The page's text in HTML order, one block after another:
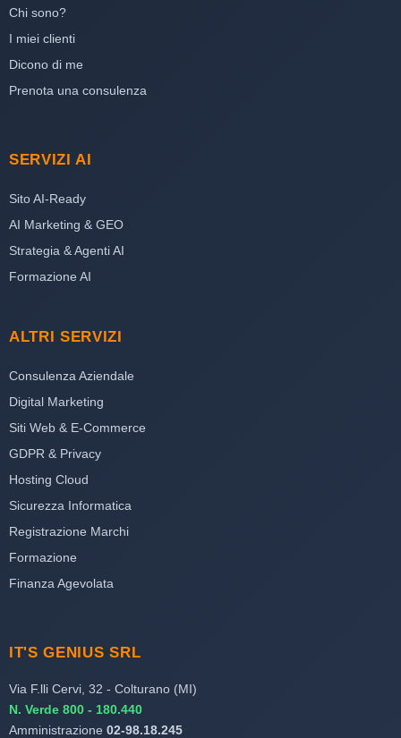
Chi sono?
I miei clienti
Dicono di me
Prenota una consulenza
SERVIZI AI
Sito AI-Ready
AI Marketing & GEO
Strategia & Agenti AI
Formazione AI
ALTRI SERVIZI
Consulenza Aziendale
Digital Marketing
Siti Web & E-Commerce
GDPR & Privacy
Hosting Cloud
Sicurezza Informatica
Registrazione Marchi
Formazione
Finanza Agevolata
IT'S GENIUS SRL
Via F.lli Cervi, 32 - Colturano (MI)
N. Verde 800 - 180.440
Amministrazione 02-98.18.245